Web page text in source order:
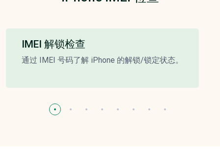
IMEI 解锁检查
通过 IMEI 号码了解 iPhone 的解锁/锁定状态。